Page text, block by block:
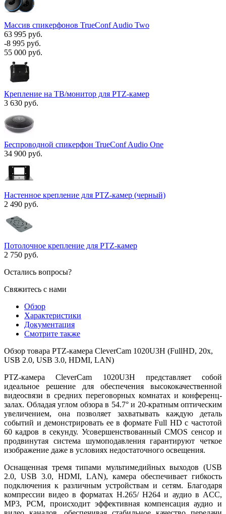
Массив спикерфонов TrueConf Audio Two
63 995 руб.
-8 995 руб.
55 000 руб.
Крепление на ТВ/монитор для PTZ-камер
3 630 руб.
Беспроводной спикерфон TrueConf Audio One
34 900 руб.
Настенное крепление для PTZ-камер (черный)
2 490 руб.
Потолочное крепление для PTZ-камер
2 750 руб.
Остались вопросы?
Свяжитесь с нами
Обзор
Характеристики
Документация
Смотрите также
Обзор товара PTZ-камера CleverCam 1020U3H (FullHD, 20x,
USB 2.0, USB 3.0, HDMI, LAN)
PTZ-камера CleverCam 1020U3H представляет собой
идеальное решение для обеспечения высококачественной
видеосвязи в cредних переговорных комнатах и конференц-
залах. Обладая углом обзора в 54.7° и 20-кратным оптическим
увеличением, она позволяет захватывать каждую деталь
событий и демонстрировать ее в формате Full HD с частотой
60 кадров в секунду. Усовершенствованный CMOS сенсор и
продвинутая система шумоподавления гарантируют четкое
изображение даже в условиях недостаточного освещения.
Оснащенная тремя типами мультимедийных выходов (USB
2.0, USB 3.0, HDMI, LAN), камера обеспечивает гибкость
подключения к различным устройствам и сетям. Благодаря
компрессии видео в форматах H.265/ H264 и аудио в ACC,
MP3, PCM, происходит эффективная компенсация аудио и